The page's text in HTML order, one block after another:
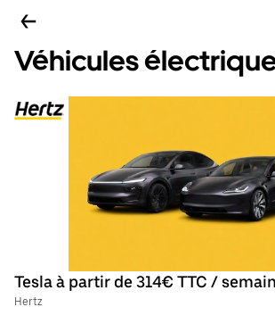
Véhicules
Tesla à partir de 314€ TTC /
Hertz